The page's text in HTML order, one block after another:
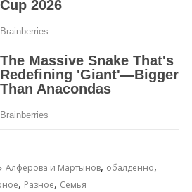
Алфёрова и Мартынов, обалденно,
, Разное, Семья